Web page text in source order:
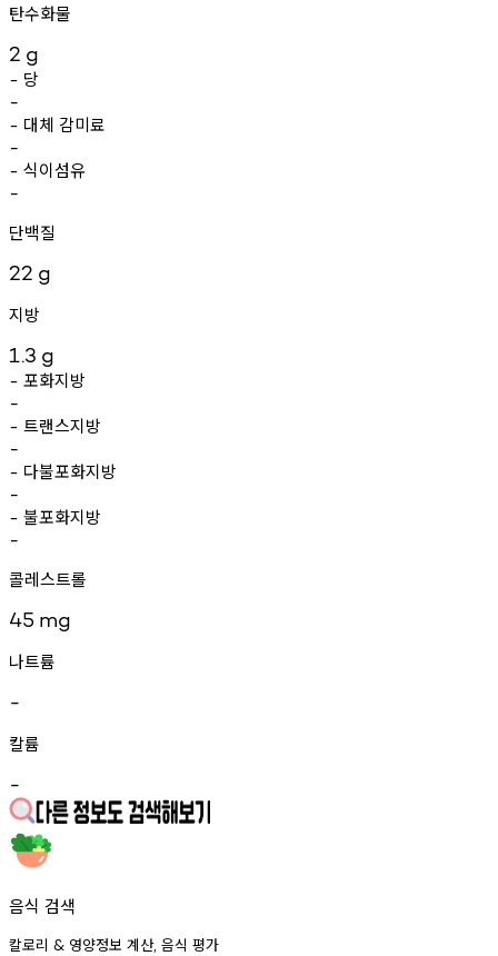
탄수화물
2 g
- 당
-
- 대체 감미료
-
- 식이섬유
-
단백질
22 g
지방
1.3 g
- 포화지방
-
- 트랜스지방
-
- 다불포화지방
-
- 불포화지방
-
콜레스트롤
45 mg
나트륨
-
칼륨
-
음식 검색
칼로리 & 영양정보 계산, 음식 평가